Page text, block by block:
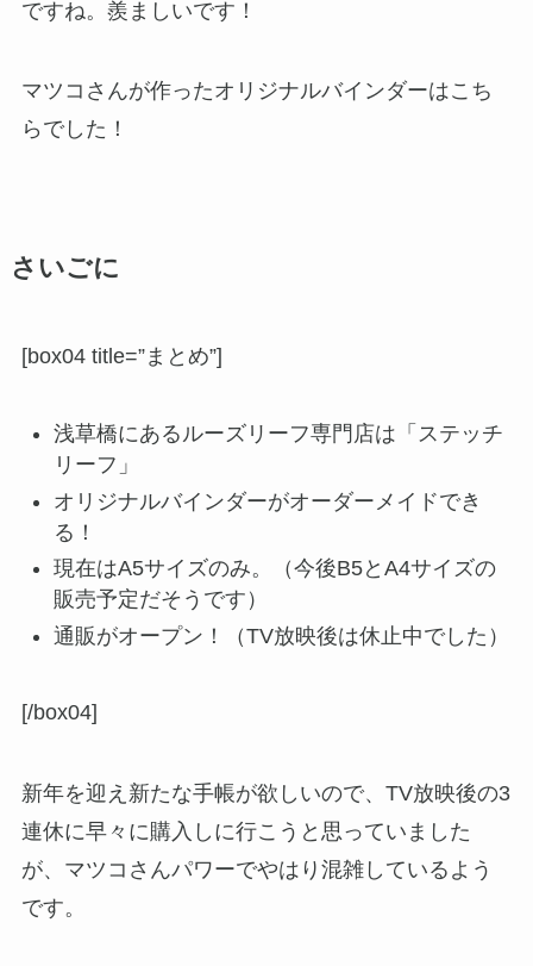
ですね。羨ましいです！
マツコさんが作ったオリジナルバインダーはこち
らでした！
さいごに
[box04 title=”まとめ”]
浅草橋にあるルーズリーフ専門店は「ステッチ
リーフ」
オリジナルバインダーがオーダーメイドでき
る！
現在はA5サイズのみ。（今後B5とA4サイズの
販売予定だそうです）
通販がオープン！（TV放映後は休止中でした）
[/box04]
新年を迎え新たな手帳が欲しいので、TV放映後の3
連休に早々に購入しに行こうと思っていました
が、マツコさんパワーでやはり混雑しているよう
です。